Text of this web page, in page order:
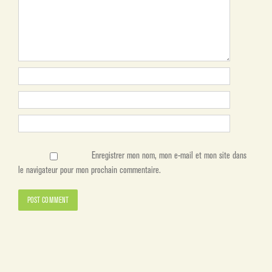
Enregistrer mon nom, mon e-mail et mon site dans
le navigateur pour mon prochain commentaire.